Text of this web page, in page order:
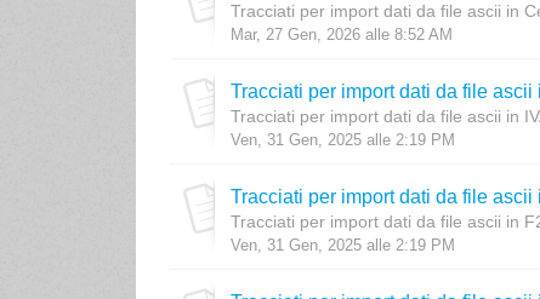
Tracciati per import dati da file ascii in
Mar, 27 Gen, 2026 alle 8:52 AM
Tracciati per import dati da file ascii
Tracciati per import dati da file ascii in
Ven, 31 Gen, 2025 alle 2:19 PM
Tracciati per import dati da file ascii
Tracciati per import dati da file ascii in
Ven, 31 Gen, 2025 alle 2:19 PM